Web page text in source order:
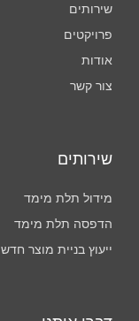
שירותים
פרויקטים
אודות
צור קשר
שירותים
מידול תלת מימד
הדפסה תלת מימד
ייעוץ בניית מוצר חדש